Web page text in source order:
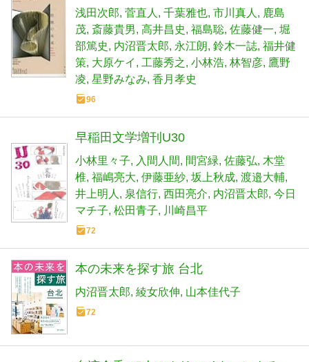
アル
浅田次郎 菅直人 千葉雅也 市川真人
鹿島
茂 斎藤貴男 高井昌史 福島聡 佐藤健一 堀
部篤史
内沼晋太郎 永江朗 鈴木一誌 福井健
策 大原ケイ 工藤秀之 小林浩 林智彦 鷹野
凌 星野みなみ 香月孝史
96
早稲田文学増刊U30
小林里々子 入間人間 間宮緑 佐藤弘 木堂
椎 福嶋亮大 伊藤亜紗 坂上秋成 渡邉大輔
井上明人
泉信行 西田亮介 内沼晋太郎 今日
マチ子 松田青子 川崎昌平
72
本の未来を探す旅 台北
内沼晋太郎 綾女欣伸 山本佳代子
72